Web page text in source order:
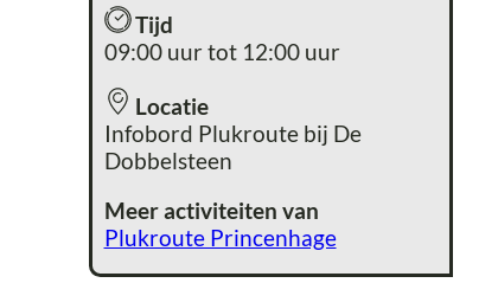
Tijd
09:00 uur tot 12:00 uur
Locatie
Infobord Plukroute bij De
Dobbelsteen
Meer activiteiten van
Plukroute Princenhage